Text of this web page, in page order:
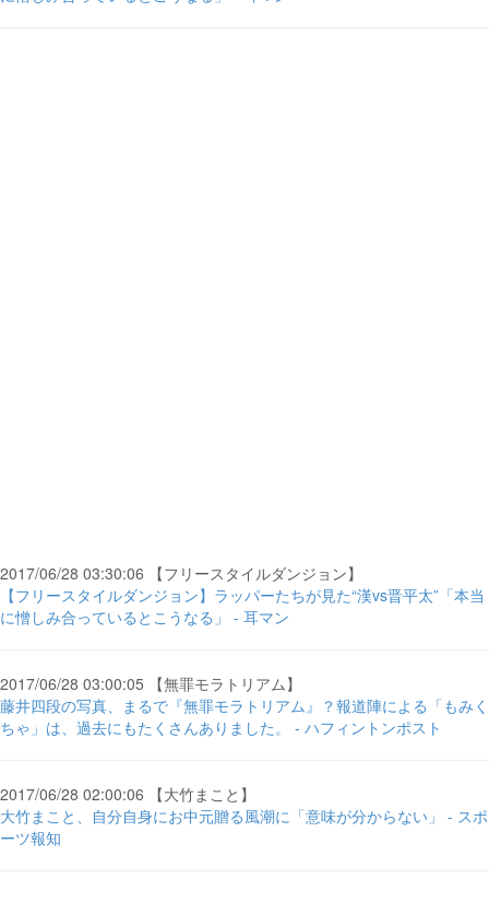
2017/06/28 03:30:06 【フリースタイルダンジョン】
【フリースタイルダンジョン】ラッパーたちが見た“漢vs晋平太”「本当
に憎しみ合っているとこうなる」 - 耳マン
2017/06/28 03:00:05 【無罪モラトリアム】
藤井四段の写真、まるで『無罪モラトリアム』？報道陣による「もみく
ちゃ」は、過去にもたくさんありました。 - ハフィントンポスト
2017/06/28 02:00:06 【大竹まこと】
大竹まこと、自分自身にお中元贈る風潮に「意味が分からない」 - スポ
ーツ報知